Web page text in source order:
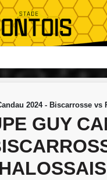
2024 - Biscarrosse vs
GUY
cookies